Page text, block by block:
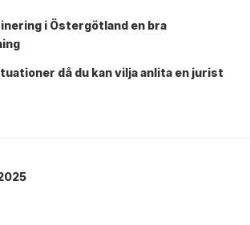
i Östergötland en bra
då du kan vilja anlita en jurist